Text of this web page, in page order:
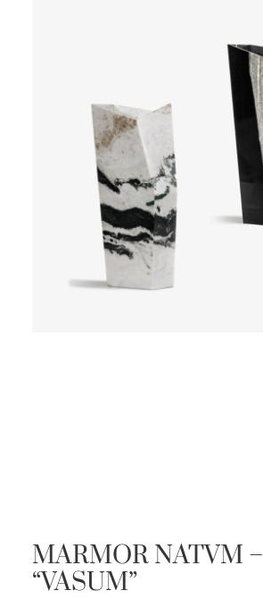
MARMOR NATVM –
“VASUM”